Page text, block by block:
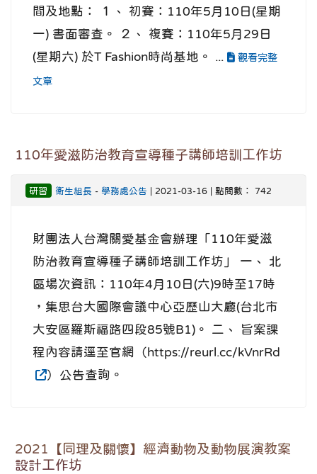
間及地點： １、 初賽：110年5月10日(星期
一) 書面審查。 ２、 複賽：110年5月29日
(星期六) 於T Fashion時尚基地。 ...
觀看完整
文章
110年愛滋防治教育宣導種子講師培訓工作坊
研習 衛生組長 - 學務處公告 | 2021-03-16 | 點閱數： 742
財團法人台灣關愛基金會辦理「110年愛滋
防治教育宣導種子講師培訓工作坊」 一、 北
區場次資訊：110年4月10日(六)9時至17時
，集思台大國際會議中心亞歷山大廳(台北市
大安區羅斯福路四段85號B1)。 二、 旨案課
程內容請逕至官網（https://reurl.cc/kVnrRd
）公告查詢。
2021【同理及關懷】經濟動物及動物展演教案
設計工作坊